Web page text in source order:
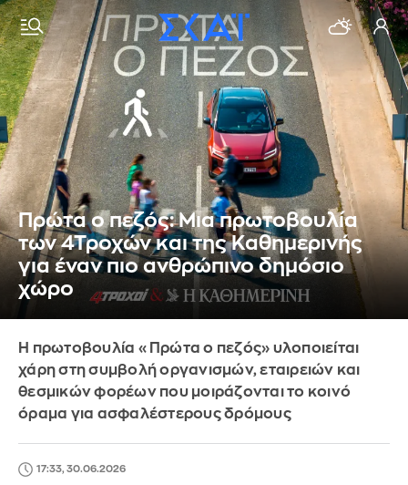
Πρώτα ο πεζός: Μια πρωτοβουλία
των 4Τροχών και της Καθημερινής
για έναν πιο ανθρώπινο δημόσιο
χώρο
Η πρωτοβουλία «Πρώτα ο πεζός» υλοποιείται
χάρη στη συμβολή οργανισμών, εταιρειών και
θεσμικών φορέων που μοιράζονται το κοινό
όραμα για ασφαλέστερους δρόμους
17:33, 30.06.2026